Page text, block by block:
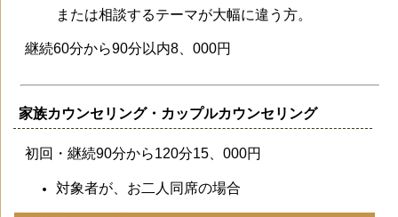
または相談するテーマが大幅に違う方。
継続60分から90分以内8、000円
家族カウンセリング・カップルカウンセリング
初回・継続90分から120分15、000円
対象者が、お二人同席の場合